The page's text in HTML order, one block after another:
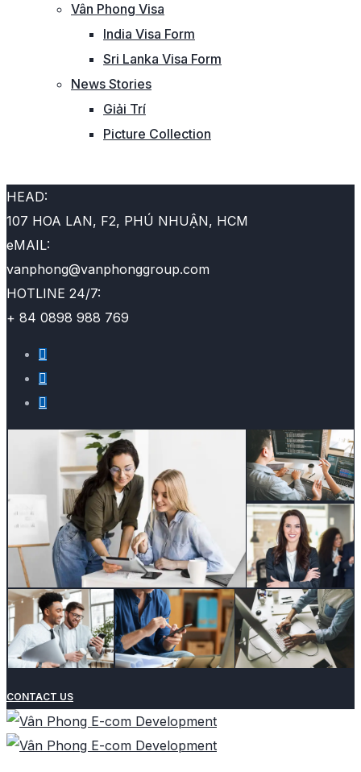
Vân Phong Visa
India Visa Form
Sri Lanka Visa Form
News Stories
Giải Trí
Picture Collection
HEAD:
107 HOA LAN, F2, PHÚ NHUẬN, HCM
eMAIL:
vanphong@vanphonggroup.com
HOTLINE 24/7:
+ 84 0898 988 769
CONTACT US